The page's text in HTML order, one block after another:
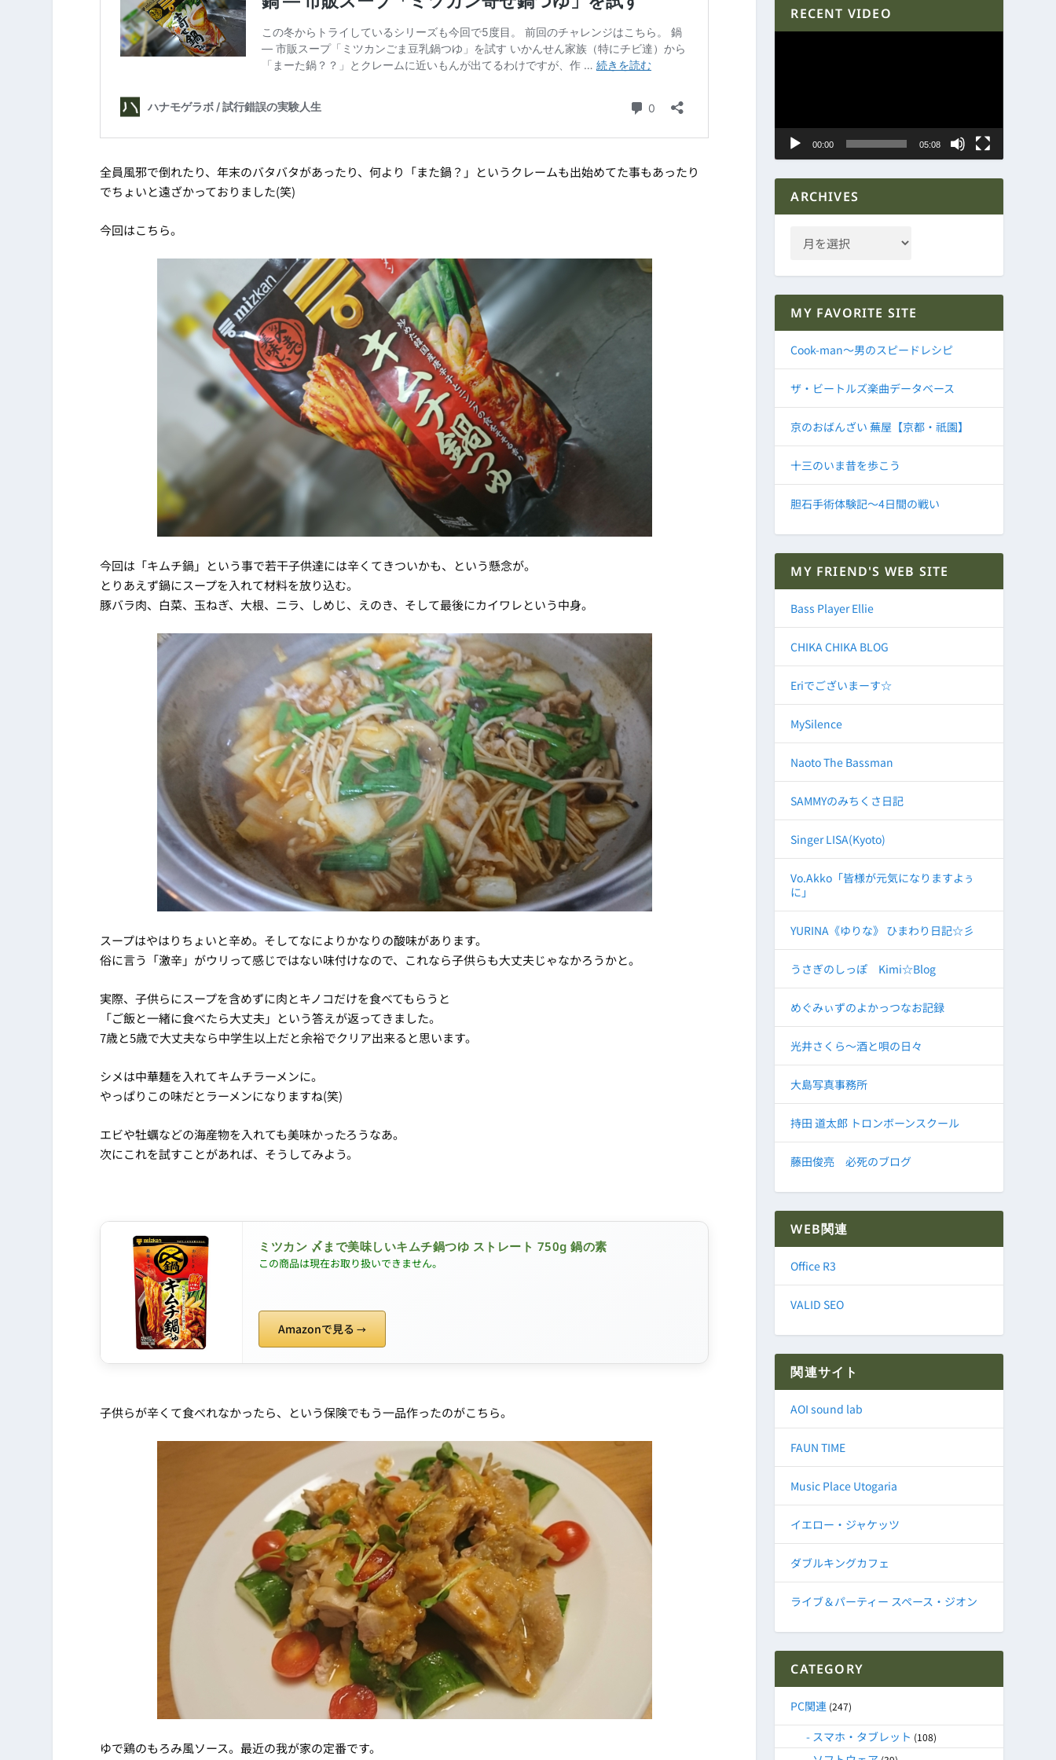
全員風邪で倒れたり、年末のバタバタがあったり、何より「また鍋？」というクレームも出始めてた事もあったり
でちょいと遠ざかっておりました(笑)
今回はこちら。
今回は「キムチ鍋」という事で若干子供達には辛くてきついかも、という懸念が。
とりあえず鍋にスープを入れて材料を放り込む。
豚バラ肉、白菜、玉ねぎ、大根、ニラ、しめじ、えのき、そして最後にカイワレという中身。
スープはやはりちょいと辛め。そしてなによりかなりの酸味があります。
俗に言う「激辛」がウリって感じではない味付けなので、これなら子供らも大丈夫じゃなかろうかと。
実際、子供らにスープを含めずに肉とキノコだけを食べてもらうと
「ご飯と一緒に食べたら大丈夫」という答えが返ってきました。
7歳と5歳で大丈夫なら中学生以上だと余裕でクリア出来ると思います。
シメは中華麺を入れてキムチラーメンに。
やっぱりこの味だとラーメンになりますね(笑)
エビや牡蠣などの海産物を入れても美味かったろうなあ。
次にこれを試すことがあれば、そうしてみよう。
ミツカン 〆まで美味しいキムチ鍋つゆ ストレート 750g 鍋の素
この商品は現在お取り扱いできません。
Amazonで見る
子供らが辛くて食べれなかったら、という保険でもう一品作ったのがこちら。
ゆで鶏のもろみ風ソース。最近の我が家の定番です。
RECENT VIDEO
ー
00:00 05:08
ARCHIVES
MY FAVORITE SITE
Cook-man～男のスピードレシピ
ザ・ビートルズ楽曲データベース
京のおばんざい 蕪屋【京都・祇園】
十三のいま昔を歩こう
胆石手術体験記～4日間の戦い
MY FRIEND'S WEB SITE
Bass Player Ellie
CHIKA CHIKA BLOG
Eriでございまーす☆
MySilence
Naoto The Bassman
SAMMYのみちくさ日記
Singer LISA(Kyoto)
Vo.Akko「皆様が元気になりますよぅ
に」
YURINA《ゆりな》 ひまわり日記☆彡
うさぎのしっぽ Kimi☆Blog
めぐみぃずのよかっつなお記録
光井さくら～酒と唄の日々
大島写真事務所
持田 道太郎 トロンボーンスクール
藤田俊亮 必死のブログ
WEB関連
Office R3
VALID SEO
関連サイト
AOI sound lab
FAUN TIME
Music Place Utogaria
イエロー・ジャケッツ
ダブルキングカフェ
ライブ＆パーティー スペース・ジオン
CATEGORY
PC関連 (247)
スマホ・タブレット (108)